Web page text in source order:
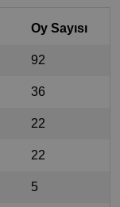
Oy Sayısı
92
36
22
22
5